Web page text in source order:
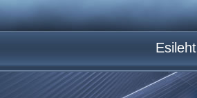
Esileht